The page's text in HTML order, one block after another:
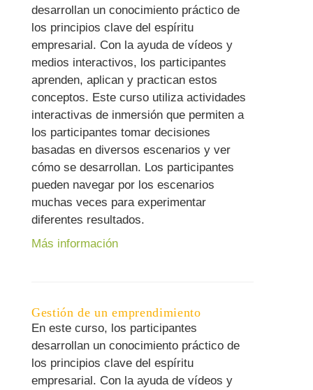
desarrollan un conocimiento práctico de
los principios clave del espíritu
empresarial. Con la ayuda de vídeos y
medios interactivos, los participantes
aprenden, aplican y practican estos
conceptos. Este curso utiliza actividades
interactivas de inmersión que permiten a
los participantes tomar decisiones
basadas en diversos escenarios y ver
cómo se desarrollan. Los participantes
pueden navegar por los escenarios
muchas veces para experimentar
diferentes resultados.
Más información
Gestión de un emprendimiento
En este curso, los participantes
desarrollan un conocimiento práctico de
los principios clave del espíritu
empresarial. Con la ayuda de vídeos y